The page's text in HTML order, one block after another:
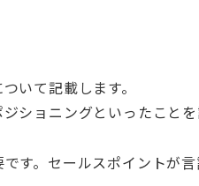
いて記載します。
ショニングといったことを
す。セールスポイントが